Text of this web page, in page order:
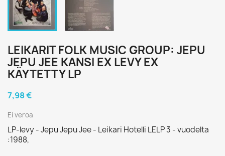
LEIKARIT FOLK MUSIC GROUP: JEPU
JEPU JEE KANSI EX LEVY EX
KÄYTETTY LP
7,98 €
Ei veroa
LP-levy - Jepu Jepu Jee - Leikari Hotelli LELP 3 - vuodelta
:1988,